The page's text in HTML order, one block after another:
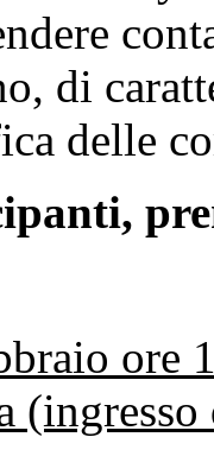
di
delle
ore